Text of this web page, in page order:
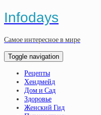
Infodays
Самое интересное в мире
Toggle navigation
Рецепты
Хендмейд
Дом и Сад
Здоровье
Женский Гид